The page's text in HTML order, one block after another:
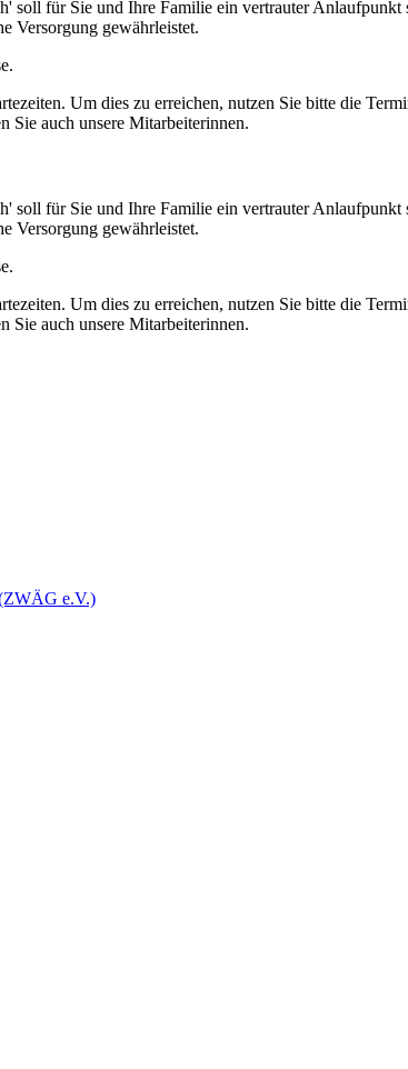
für Sie und Ihre Familie ein vertrauter
Versorgung gewährleistet.
Um dies zu erreichen, nutzen Sie bitte die
Sie auch unsere Mitarbeiterinnen.
für Sie und Ihre Familie ein vertrauter
Versorgung gewährleistet.
Um dies zu erreichen, nutzen Sie bitte die
Sie auch unsere Mitarbeiterinnen.
e.V.)